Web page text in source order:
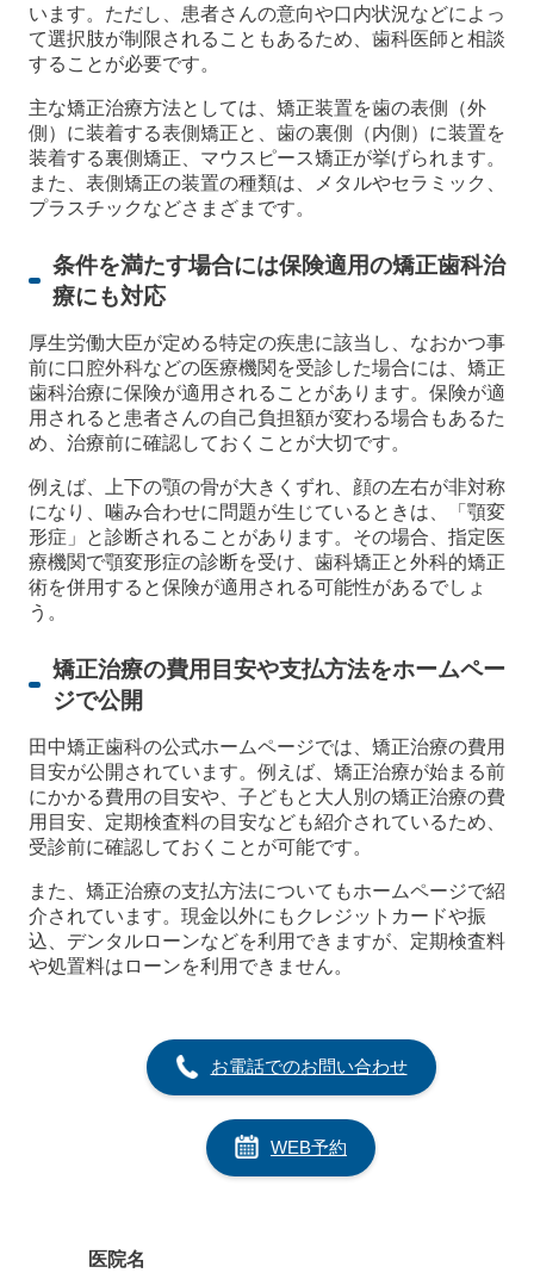
います。ただし、患者さんの意向や口内状況などによっ
て選択肢が制限されることもあるため、歯科医師と相談
することが必要です。
主な矯正治療方法としては、矯正装置を歯の表側（外
側）に装着する表側矯正と、歯の裏側（内側）に装置を
装着する裏側矯正、マウスピース矯正が挙げられます。
また、表側矯正の装置の種類は、メタルやセラミック、
プラスチックなどさまざまです。
条件を満たす場合には保険適用の矯正歯科治
療にも対応
厚生労働大臣が定める特定の疾患に該当し、なおかつ事
前に口腔外科などの医療機関を受診した場合には、矯正
歯科治療に保険が適用されることがあります。保険が適
用されると患者さんの自己負担額が変わる場合もあるた
め、治療前に確認しておくことが大切です。
例えば、上下の顎の骨が大きくずれ、顔の左右が非対称
になり、噛み合わせに問題が生じているときは、「顎変
形症」と診断されることがあります。その場合、指定医
療機関で顎変形症の診断を受け、歯科矯正と外科的矯正
術を併用すると保険が適用される可能性があるでしょ
う。
矯正治療の費用目安や支払方法をホームペー
ジで公開
田中矯正歯科の公式ホームページでは、矯正治療の費用
目安が公開されています。例えば、矯正治療が始まる前
にかかる費用の目安や、子どもと大人別の矯正治療の費
用目安、定期検査料の目安なども紹介されているため、
受診前に確認しておくことが可能です。
また、矯正治療の支払方法についてもホームページで紹
介されています。現金以外にもクレジットカードや振
込、デンタルローンなどを利用できますが、定期検査料
や処置料はローンを利用できません。
お電話でのお問い合わせ
WEB予約
医院名